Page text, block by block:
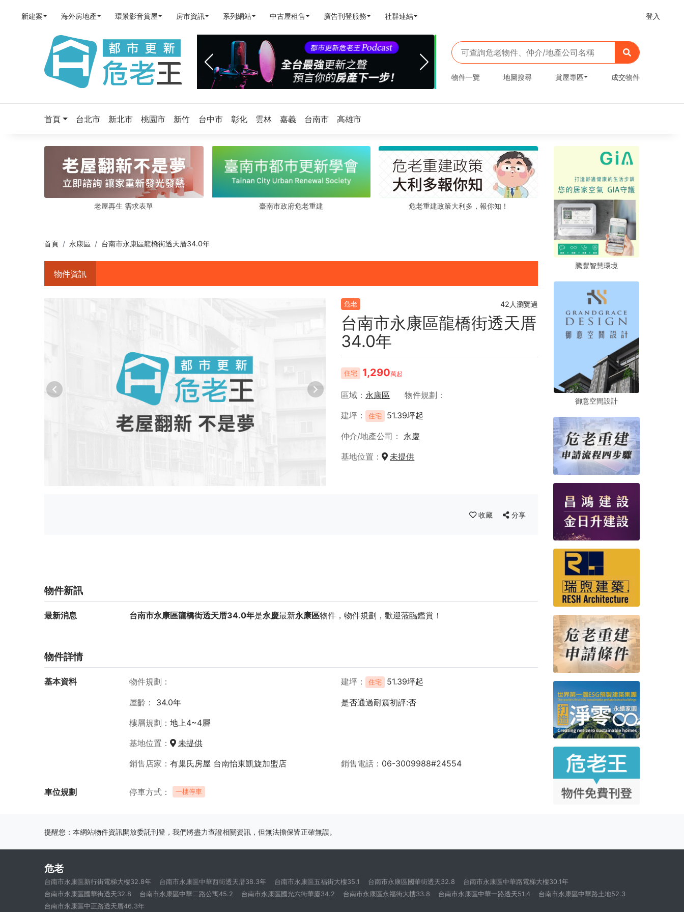
新建案 海外房地產 環景影音賞屋 房市資訊 系列網站 中古屋租售 廣告刊登服務 社群連結 登入
物件一覽 地圖搜尋 賞屋專區 成交物件
首頁 台北市 新北市 桃園市 新竹 台中市 彰化 雲林 嘉義 台南市 高雄市
老屋再生 需求表單 臺南市政府危老重建 危老重建政策大利多，報你知！
首頁 永康區 台南市永康區龍橋街透天厝34.0年
物件資訊
危老 42人瀏覽過
台南市永康區龍橋街透天厝
34.0年
住宅 1,290萬起
區域 永康區
物件規劃
建坪
住宅 51.39坪起
仲介/地產公司
永慶
基地位置
未提供
收藏 分享
物件新訊
最新消息 台南市永康區龍橋街透天厝34.0年是永慶最新永康區物件，物件規劃 ，歡迎蒞臨鑑賞！
物件詳情
基本資料 物件規劃 建坪 住宅 51.39坪起
屋齡 34.0年
是否通過耐震初評:否
樓層規劃
地上4~4層
基地位置
未提供
銷售店家
有巢氏房屋 台南怡東凱旋加盟店 銷售電話 06-3009988#24554
車位規劃 停車方式 一樓停車
騰豐智慧環境
騰豐智慧環境
騰豐智慧環境
御意空間設計
御意空間設計
御意空間設計
提醒您：本網站物件資訊開放委託刊登，我們將盡力查證相關資訊，但無法擔保皆正確無誤。
危老
台南市永康區新行街電梯大樓32.8年 台南市永康區中華西街透天厝38.3年 台南市永康區五福街大樓35.1 台南市永康區國華街透天32.8
台南市永康區中華路電梯大樓30.1年
台南市永康區國華街透天32.8
台南市永康區中華二路公寓45.2 台南市永康區國光六街華廈34.2 台南市永康區永福街大樓33.8 台南市永康區中華一路透天51.4
台南市永康區中華路土地52.3
台南市永康區中正路透天厝46.3年